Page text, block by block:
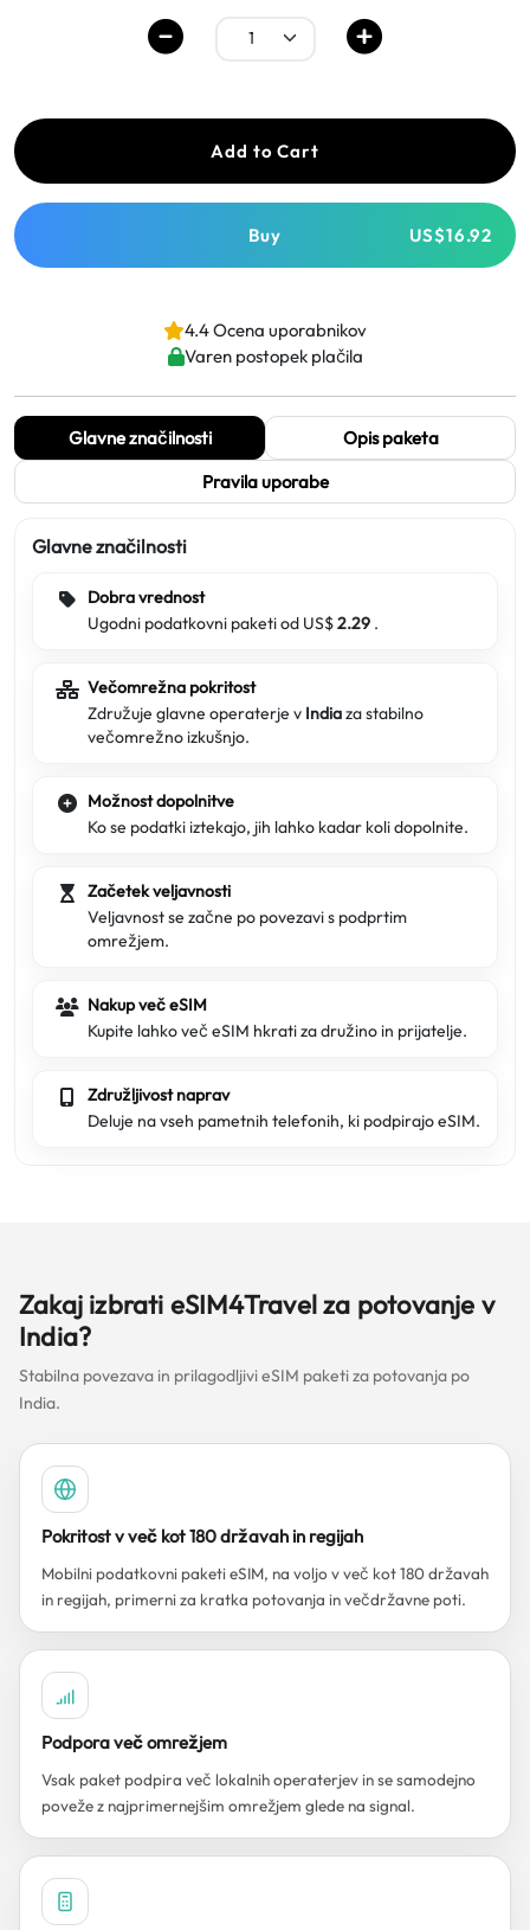
Add to Cart
Buy US$16.92
4.4 Ocena uporabnikov
Varen postopek plačila
Glavne značilnosti
Opis paketa
Pravila uporabe
Glavne značilnosti
Dobra vrednost
Ugodni podatkovni paketi od US$2.29 .
Večomrežna pokritost
Združuje glavne operaterje v Indiaza stabilno
večomrežno izkušnjo.
Možnost dopolnitve
Ko se podatki iztekajo, jih lahko kadar koli dopolnite.
Začetek veljavnosti
Veljavnost se začne po povezavi s podprtim
omrežjem.
Nakup več eSIM
Kupite lahko več eSIM hkrati za družino in prijatelje.
Združljivost naprav
Deluje na vseh pametnih telefonih, ki podpirajo eSIM.
Zakaj izbrati eSIM4Travel za potovanje v
India?
Stabilna povezava in prilagodljivi eSIM paketi za potovanja po
India.
Pokritost v več kot 180 državah in regijah
Mobilni podatkovni paketi eSIM, na voljo v več kot 180 državah
in regijah, primerni za kratka potovanja in večdržavne poti.
Podpora več omrežjem
Vsak paket podpira več lokalnih operaterjev in se samodejno
poveže z najprimernejšim omrežjem glede na signal.